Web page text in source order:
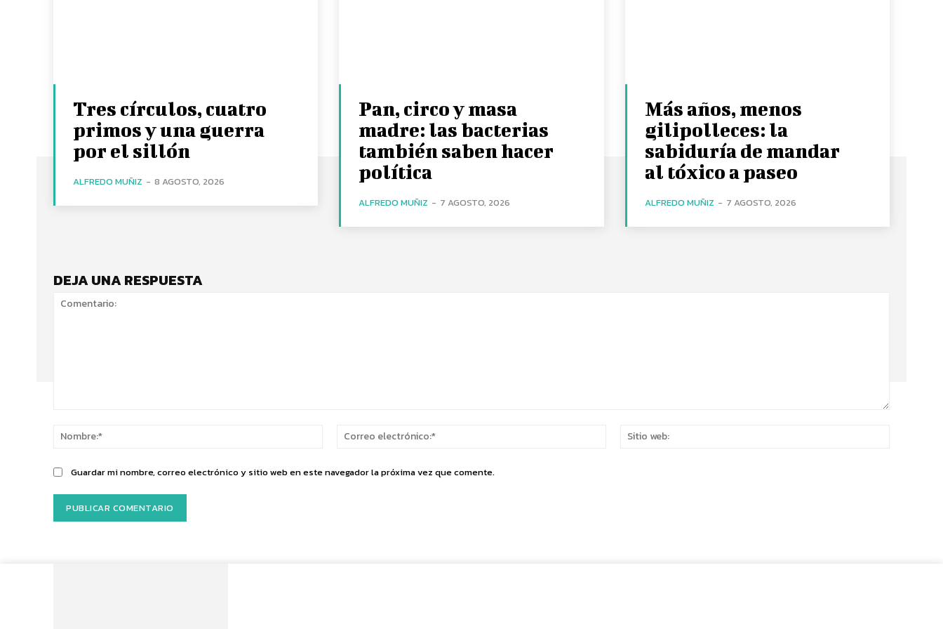
Tres círculos, cuatro
primos y una guerra
por el sillón
ALFREDO MUÑIZ - 8 AGOSTO, 2026
Pan, circo y masa
madre: las bacterias
también saben hacer
política
ALFREDO MUÑIZ - 7 AGOSTO, 2026
Más años, menos
gilipolleces: la
sabiduría de mandar
al tóxico a paseo
ALFREDO MUÑIZ - 7 AGOSTO, 2026
DEJA UNA RESPUESTA
Nombre:*
Correo
Guardar mi nombre, correo electrónico y sitio web en este navegador la próxima vez que comente.